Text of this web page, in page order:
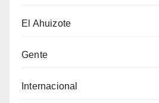
El Ahuizote
Gente
Internacional